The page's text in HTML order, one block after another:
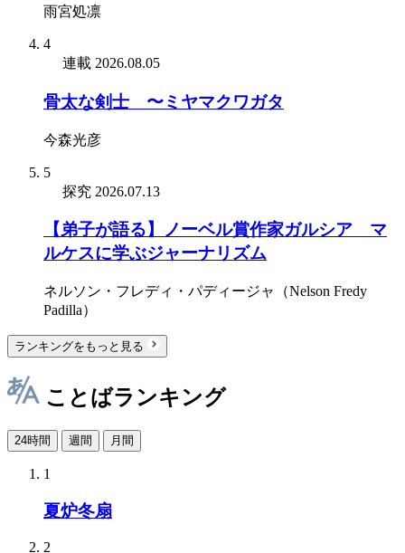
雨宮処凛
4
連載 2026.08.05
骨太な剣士 〜ミヤマクワガタ
今森光彦
5
探究 2026.07.13
【弟子が語る】ノーベル賞作家ガルシア゠マ
ルケスに学ぶジャーナリズム
ネルソン・フレディ・パディージャ（Nelson Fredy
Padilla）
ランキングをもっと見る
ことばランキング
24時間 週間 月間
1
夏炉冬扇
2